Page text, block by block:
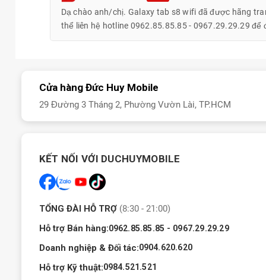
Chiếc Tablet Samsung Galaxy Tab S8 Wifi 256GB được nhà
dụng do đó sẽ giúp người sử dụng tiết kiệm được thời gian vệ
Chiếc Tablet Tablet Samsung Galaxy Tab S8 Wifi 256GB còn
xuất hiện giật lag, có thể đáp ứng tốt nhu cầu sử dụng của bạn.
Hiệu năng khủng, nổi bật với chip Snapdragon 8 Gen 1
Dạ chào anh/chị. Galaxy tab s8 wifi đã được hãng
thể liên hệ hotline 0962.85.85.85 - 0967.29.29.29
Cửa hàng Đức Huy Mobile
29 Đường 3 Tháng 2, Phường Vườn Lài, TP.HCM
KẾT NỐI VỚI DUCHUYMOBILE
TỔNG ĐÀI HỖ TRỢ (8:30 - 21:00)
Hỗ trợ Bán hàng:0962.85.85.85 - 0967.29.29.29
Doanh nghiệp & Đối tác:0904.620.620
Hỗ trợ Kỹ thuật:0984.521.521